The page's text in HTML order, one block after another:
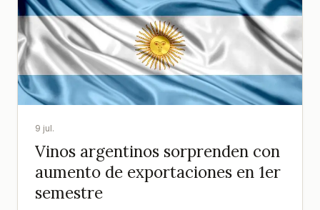
9 jul.
Vinos argentinos sorprenden con
aumento de exportaciones en 1er
semestre